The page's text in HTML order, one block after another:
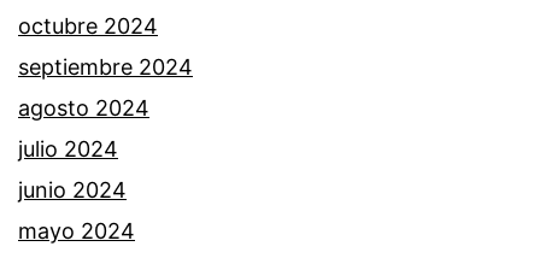
octubre 2024
septiembre 2024
agosto 2024
julio 2024
junio 2024
mayo 2024